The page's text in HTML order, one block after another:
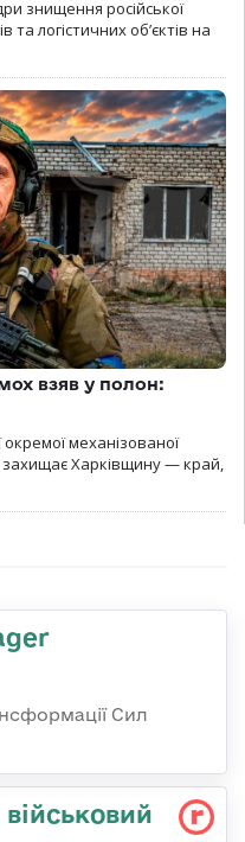
знищення російської
та логістичних об’єктів на
взяв у полон:
механізованої
захищає Харківщину — край,
Сил